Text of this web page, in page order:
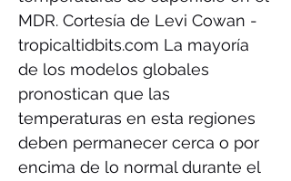
MDR. Cortesía de Levi Cowan -
tropicaltidbits.com La mayoría
de los modelos globales
pronostican que las
temperaturas en esta regiones
deben permanecer cerca o por
encima de lo normal durante el